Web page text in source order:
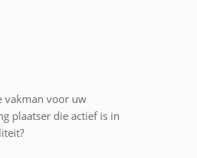
vakman voor uw
plaatser die actief is in